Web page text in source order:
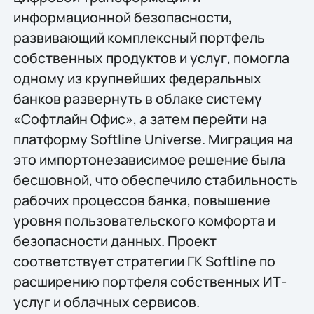
информационной безопасности,
развивающий комплексный портфель
собственных продуктов и услуг, помогла
одному из крупнейших федеральных
банков развернуть в облаке систему
«Софтлайн Офис», а затем перейти на
платформу Softline Universe. Миграция на
это импортонезависимое решение была
бесшовной, что обеспечило стабильность
рабочих процессов банка, повышение
уровня пользовательского комфорта и
безопасности данных. Проект
соответствует стратегии ГК Softline по
расширению портфеля собственных ИТ-
услуг и облачных сервисов.